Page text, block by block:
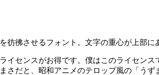
彿させるフォント。文字の重心が上部に
イセンスがお得です。僕はこのライセンス
だと、昭和アニメのテロップ風の「う